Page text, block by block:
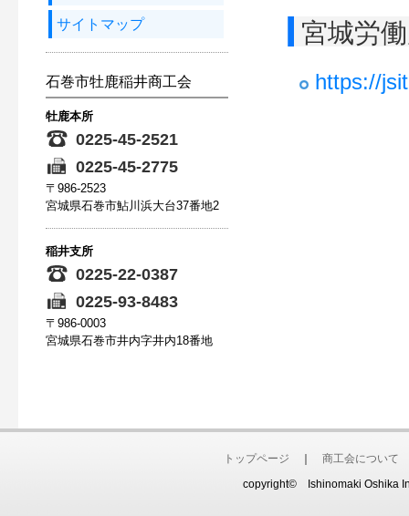
宮城労
https://
サイトマップ
石巻市牡鹿稲井商工会
牡鹿本所
0225-45-2521
0225-45-2775
〒986-2523
宮城県石巻市鮎川浜大台37番地2
稲井支所
0225-22-0387
0225-93-8483
〒986-0003
宮城県石巻市井内字井内18番地
トップページ 商工会について
copyright© Ishinomaki Oshika